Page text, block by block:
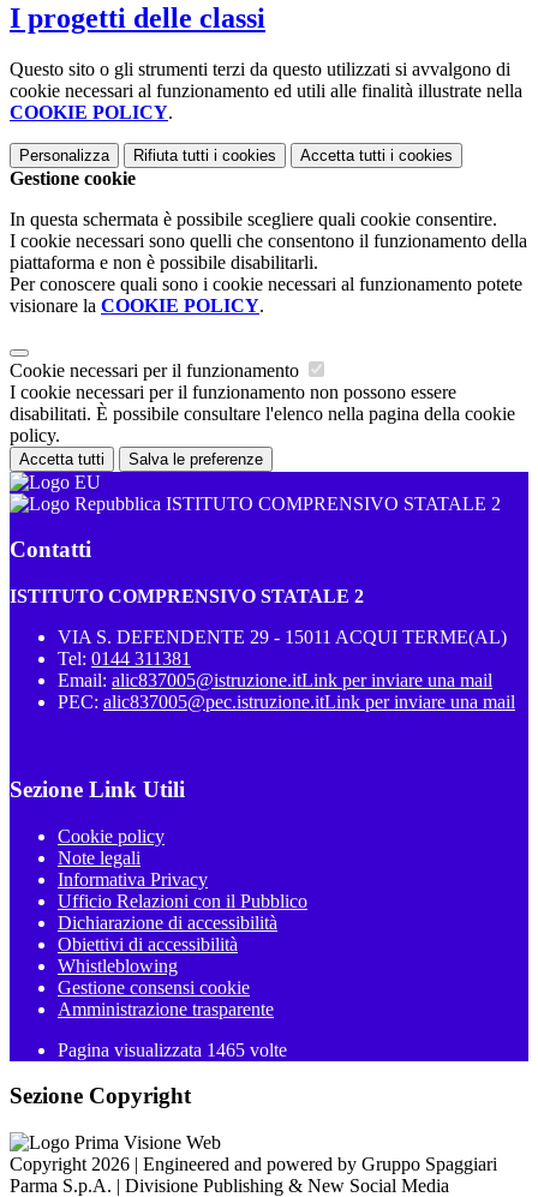
I progetti delle classi
Questo sito o gli strumenti terzi da questo utilizzati si avvalgono di
cookie necessari al funzionamento ed utili alle finalità illustrate nella
COOKIE POLICY.
Personalizza Rifiuta tutti i cookies Accetta tutti i cookies
Gestione cookie
In questa schermata è possibile scegliere quali cookie consentire.
I cookie necessari sono quelli che consentono il funzionamento della
piattaforma e non è possibile disabilitarli.
Per conoscere quali sono i cookie necessari al funzionamento potete
visionare la COOKIE POLICY.
Cookie necessari per il funzionamento
I cookie necessari per il funzionamento non possono essere
disabilitati. È possibile consultare l'elenco nella pagina della cookie
policy.
Accetta tutti Salva le preferenze
ISTITUTO COMPRENSIVO STATALE 2
Contatti
ISTITUTO COMPRENSIVO STATALE 2
VIA S. DEFENDENTE 29 - 15011 ACQUI TERME(AL)
Tel: 0144 311381
Email: alic837005@istruzione.itLink per inviare una mail
PEC: alic837005@pec.istruzione.itLink per inviare una mail
Sezione Link Utili
Cookie policy
Note legali
Informativa Privacy
Ufficio Relazioni con il Pubblico
Dichiarazione di accessibilità
Obiettivi di accessibilità
Whistleblowing
Gestione consensi cookie
Amministrazione trasparente
Pagina visualizzata 1465 volte
Sezione Copyright
Copyright 2026 | Engineered and powered by Gruppo Spaggiari
Parma S.p.A. | Divisione Publishing & New Social Media